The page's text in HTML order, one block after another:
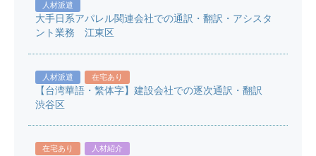
人材派遣
大手日系アパレル関連会社での通訳・翻訳・アシスタ
ント業務 江東区
人材派遣 在宅あり
【台湾華語・繁体字】建設会社での逐次通訳・翻訳
渋谷区
在宅あり 人材紹介